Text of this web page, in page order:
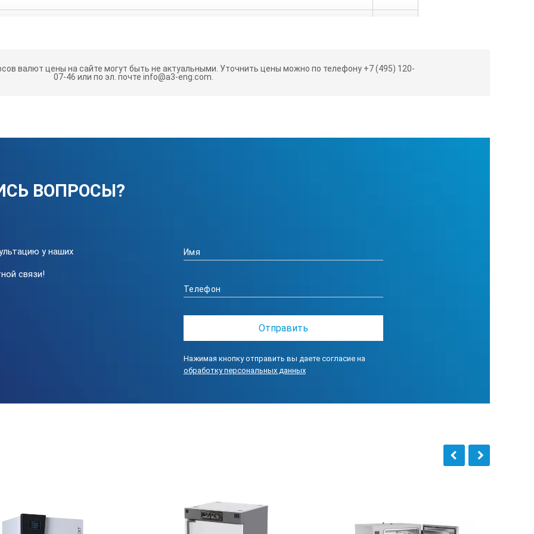
695
СНОЛ-3,5.3,5.3,5/3,5-Н2:
ЗАДАНИЯ ПРОГРАММ. ПИД-регулятор с электронным самописцем и графическим
задавать скорость нагрева. Прибор позволяет записать до 30 программ. Каждая программа может
печи или шкафа СНОЛ, ЭКС. Позволяет менять верхнюю и нижнюю границы температуры
остальными функциями прибора осуществляется физически (не с компьютера).
муфельной печи или сухожара.
быть оснащен разъемом USB для копирования данных самописца на флэш карту.
валют цены на сайте могут быть не актуальными. Уточнить цены можно по телефону +7 (495) 120-
07-46 или по эл. почте info@a3-eng.com.
ВОПРОСЫ?
у наших
связи!
Нажимая кнопку отправить вы даете согласие на
обработку персональных данных